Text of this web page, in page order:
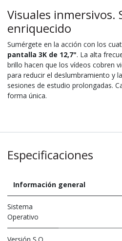
Visuales inmersivos.
enriquecido
Sumérgete en la acción con los
pantalla 3K de 12,7". La alta
brillo hacen que los vídeos cobren
para reducir el deslumbramiento y
sesiones de estudio prolongadas.
forma única.
Especificaciones
Información general
Sistema
Operativo